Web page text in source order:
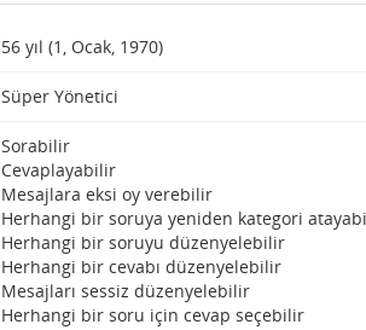
56 yıl (1, Ocak, 1970)
Süper Yönetici
Sorabilir
Cevaplayabilir
Mesajlara eksi oy verebilir
Herhangi bir soruya yeniden kategori
Herhangi bir soruyu düzenyelebilir
Herhangi bir cevabı düzenyelebilir
Mesajları sessiz düzenyelebilir
Herhangi bir soru için cevap seçebilir